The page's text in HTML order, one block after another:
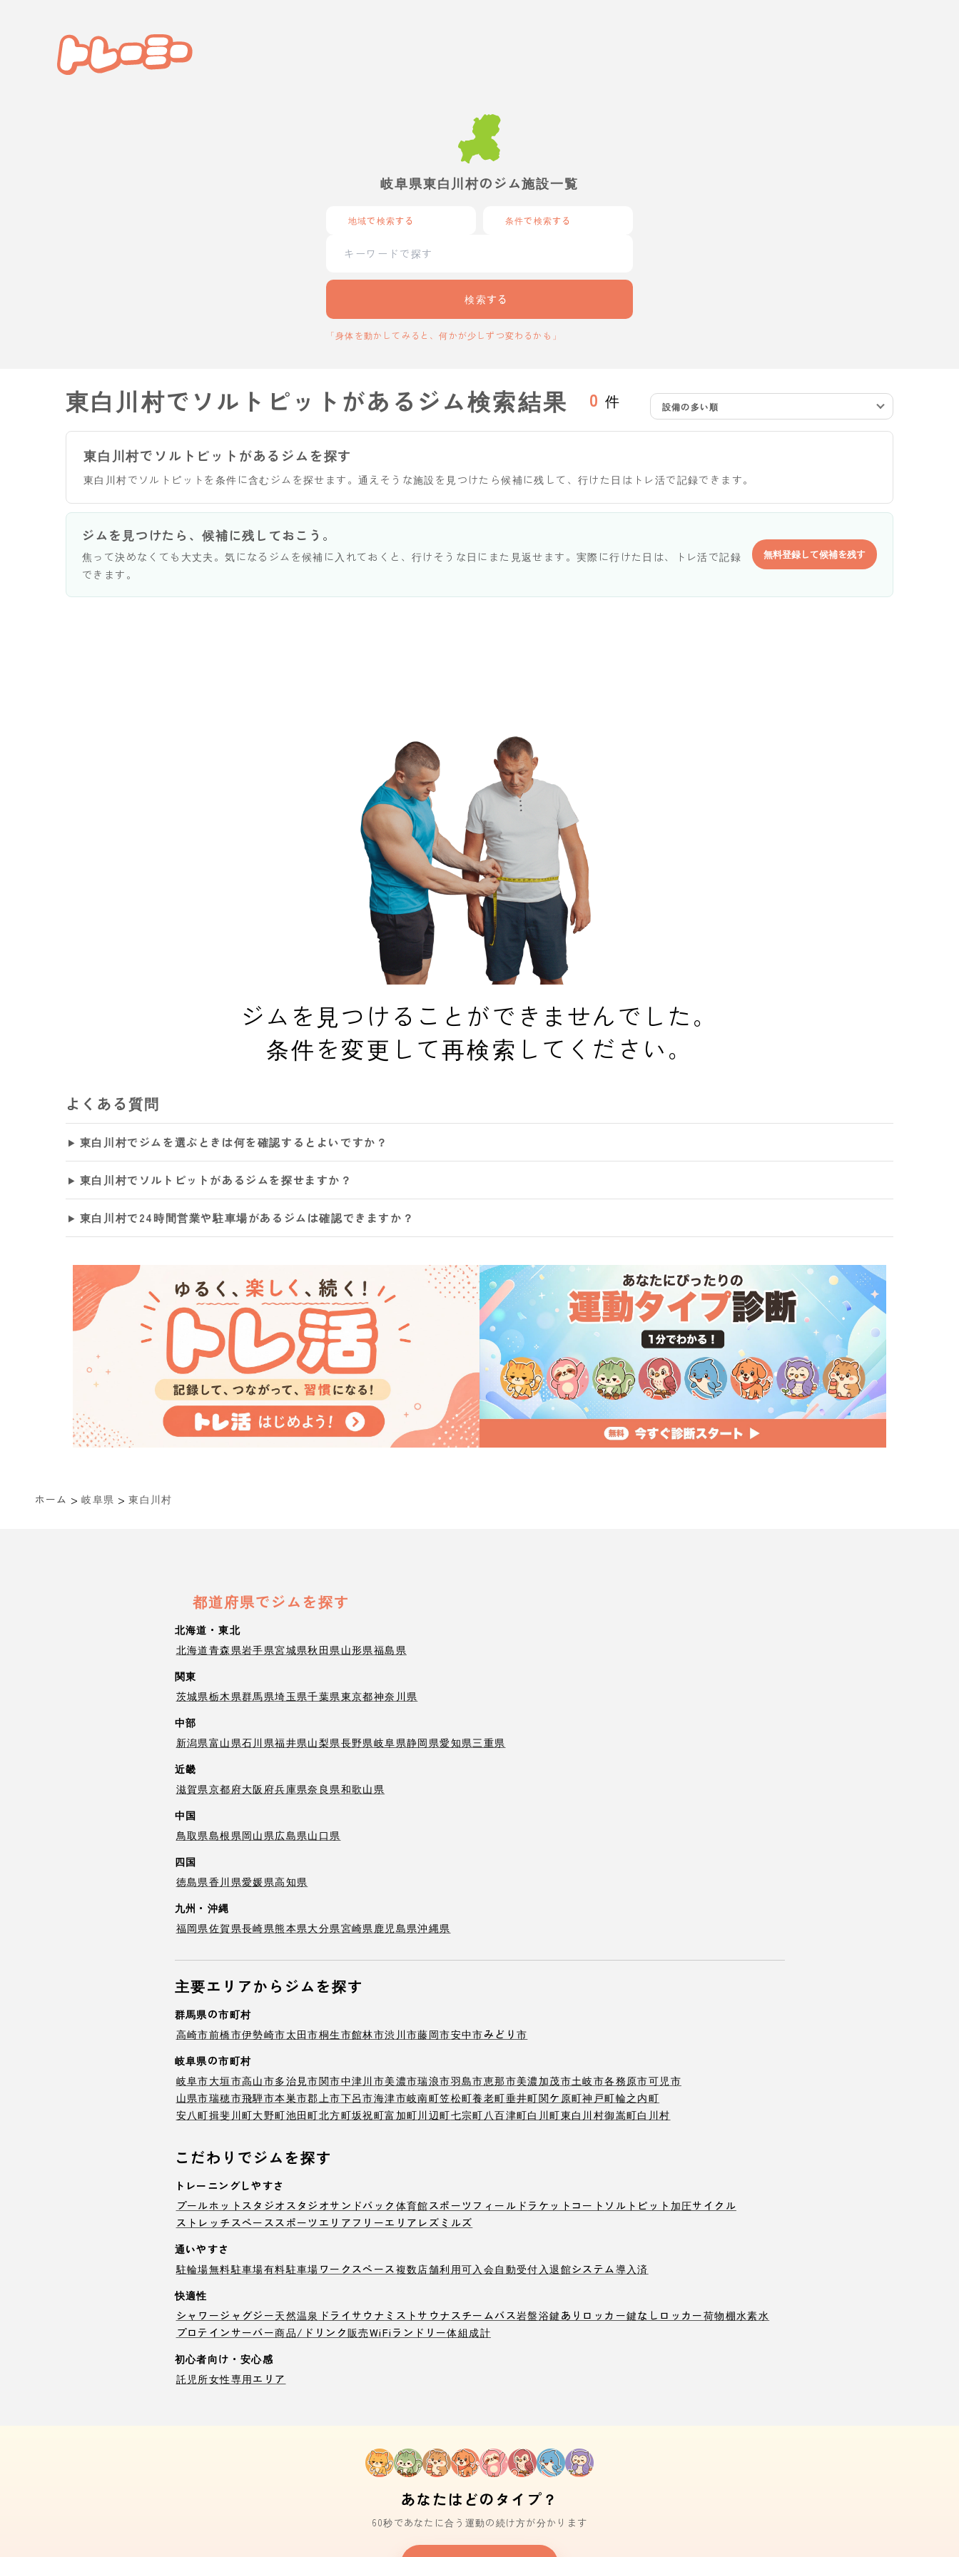
岐阜県東白川村のジム施設一覧
地域で検索する 条件で検索する
検索する
「身体を動かしてみると、何かが少しずつ変わるかも」
東白川村でソルトピットがあるジム検索結果 0 件 設備の多い順
東白川村でソルトピットがあるジムを探す
東白川村でソルトピットを条件に含むジムを探せます。通えそうな施設を見つけたら候補に残して、行けた日はトレ活で記録できます。
ジムを見つけたら、候補に残しておこう。
焦って決めなくても大丈夫。気になるジムを候補に入れておくと、行けそうな日にまた見返せます。実際に行けた日は、トレ活で記録
できます。
無料登録して候補を残す
ジムを見つけることができませんでした。
条件を変更して再検索してください。
よくある質問
東白川村でジムを選ぶときは何を確認するとよいですか？
東白川村でソルトピットがあるジムを探せますか？
東白川村で24時間営業や駐車場があるジムは確認できますか？
ホーム > 岐阜県 > 東白川村
都道府県でジムを探す
北海道・東北
北海道青森県岩手県宮城県秋田県山形県福島県
関東
茨城県栃木県群馬県埼玉県千葉県東京都神奈川県
中部
新潟県富山県石川県福井県山梨県長野県岐阜県静岡県愛知県三重県
近畿
滋賀県京都府大阪府兵庫県奈良県和歌山県
中国
鳥取県島根県岡山県広島県山口県
四国
徳島県香川県愛媛県高知県
九州・沖縄
福岡県佐賀県長崎県熊本県大分県宮崎県鹿児島県沖縄県
主要エリアからジムを探す
群馬県の市町村
高崎市前橋市伊勢崎市太田市桐生市館林市渋川市藤岡市安中市みどり市
岐阜県の市町村
岐阜市大垣市高山市多治見市関市中津川市美濃市瑞浪市羽島市恵那市美濃加茂市土岐市各務原市可児市
山県市瑞穂市飛騨市本巣市郡上市下呂市海津市岐南町笠松町養老町垂井町関ケ原町神戸町輪之内町
安八町揖斐川町大野町池田町北方町坂祝町富加町川辺町七宗町 八百津町白川町東白川村御嵩町白川村
こだわりでジムを探す
トレーニングしやすさ
プールホットスタジオ スタジオサンドバック 体育館スポーツフィールド ラケットコート ソルトピット 加圧サイクル
ストレッチスペーススポーツエリア フリーエリア レズミルズ
通いやすさ
駐輪場無料駐車場有料駐車場 ワークスペース複数店舗利用可入会自動受付 入退館システム導入済
快適性
シャワージャグジー天然温泉 ドライサウナ ミストサウナ スチームバス岩盤浴鍵ありロッカー鍵なしロッカー荷物棚水素水
プロテインサーバー商品/ドリンク販売WiFi ランドリー体組成計
初心者向け・安心感
託児所女性専用エリア
あなたはどのタイプ？
60秒であなたに合う運動の続け方が分かります